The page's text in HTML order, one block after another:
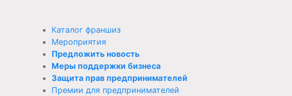
Каталог франшиз
Мероприятия
Предложить новость
Меры поддержки бизнеса
Защита прав предпринимателей
Премии для предпринимателей